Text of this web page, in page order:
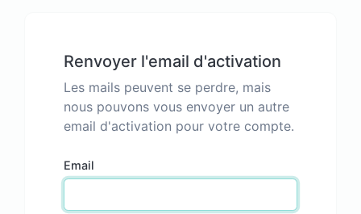
Renvoyer l'email d'activation
Les mails peuvent se perdre, mais
nous pouvons vous envoyer un autre
email d'activation pour votre compte.
Email